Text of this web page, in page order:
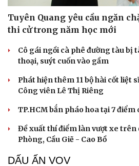
Tuyên Quang yêu cầu ngăn
thi cử trong năm học mới
Cô gái ngồi cà phê đường tàu bị
thoại, suýt cuốn vào gầm
Phát hiện thêm 11 bộ hài cốt liệt
Công viên Lê Thị Riêng
TP.HCM bắn pháo hoa tại 7
Đề xuất thí điểm làn vượt xe trên
Phòng, Cầu Giẽ - Cao Bồ
DẤU ẤN VOV